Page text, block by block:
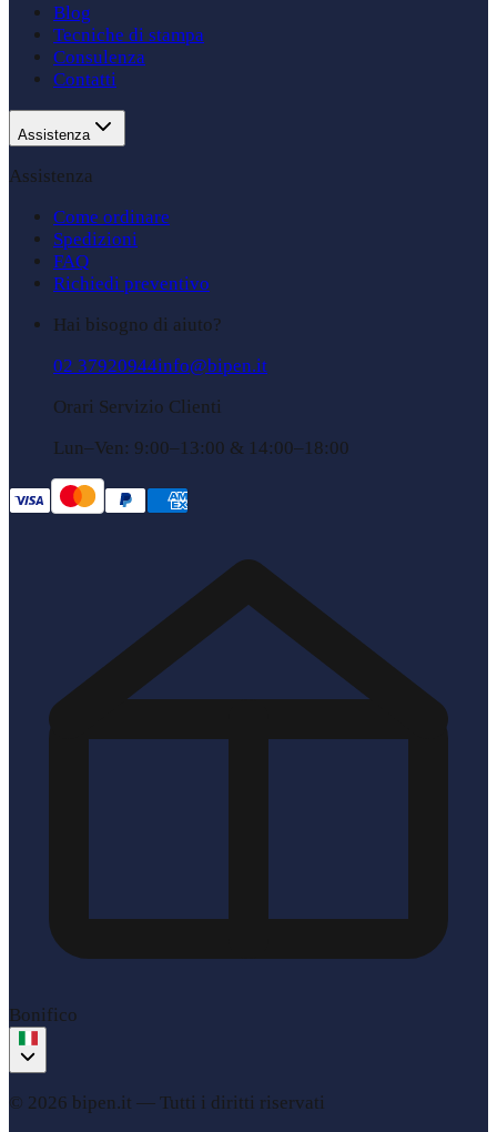
Blog
Tecniche di stampa
Consulenza
Contatti
Assistenza
Assistenza
Come ordinare
Spedizioni
FAQ
Richiedi preventivo
Hai bisogno di aiuto?
02 37920944info@bipen.it
Orari Servizio Clienti
Lun–Ven: 9:00–13:00 & 14:00–18:00
Bonifico
© 2026 bipen.it — Tutti i diritti riservati